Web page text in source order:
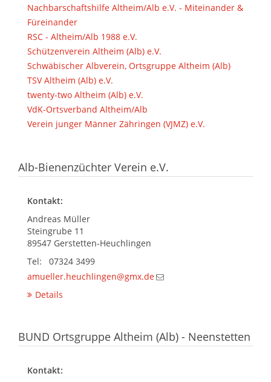
Nachbarschaftshilfe Altheim/Alb e.V. - Miteinander &
Füreinander
RSC - Altheim/Alb 1988 e.V.
Schützenverein Altheim (Alb) e.V.
Schwäbischer Albverein, Ortsgruppe Altheim (Alb)
TSV Altheim (Alb) e.V.
twenty-two Altheim (Alb) e.V.
VdK-Ortsverband Altheim/Alb
Verein junger Männer Zähringen (VJMZ) e.V.
Alb-Bienenzüchter Verein e.V.
Kontakt:
Andreas Müller
Steingrube 11
89547 Gerstetten-Heuchlingen
Tel: 07324 3499
amueller.heuchlingen@gmx.de
Details
BUND Ortsgruppe Altheim (Alb) - Neenstetten
Kontakt: